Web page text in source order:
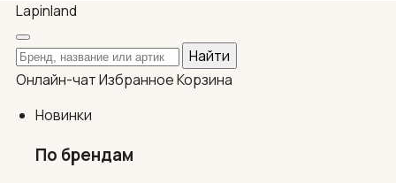
Lapinland
Поиск по каталогу
Найти
Онлайн-чатИзбранноеКорзина
Новинки
По брендам